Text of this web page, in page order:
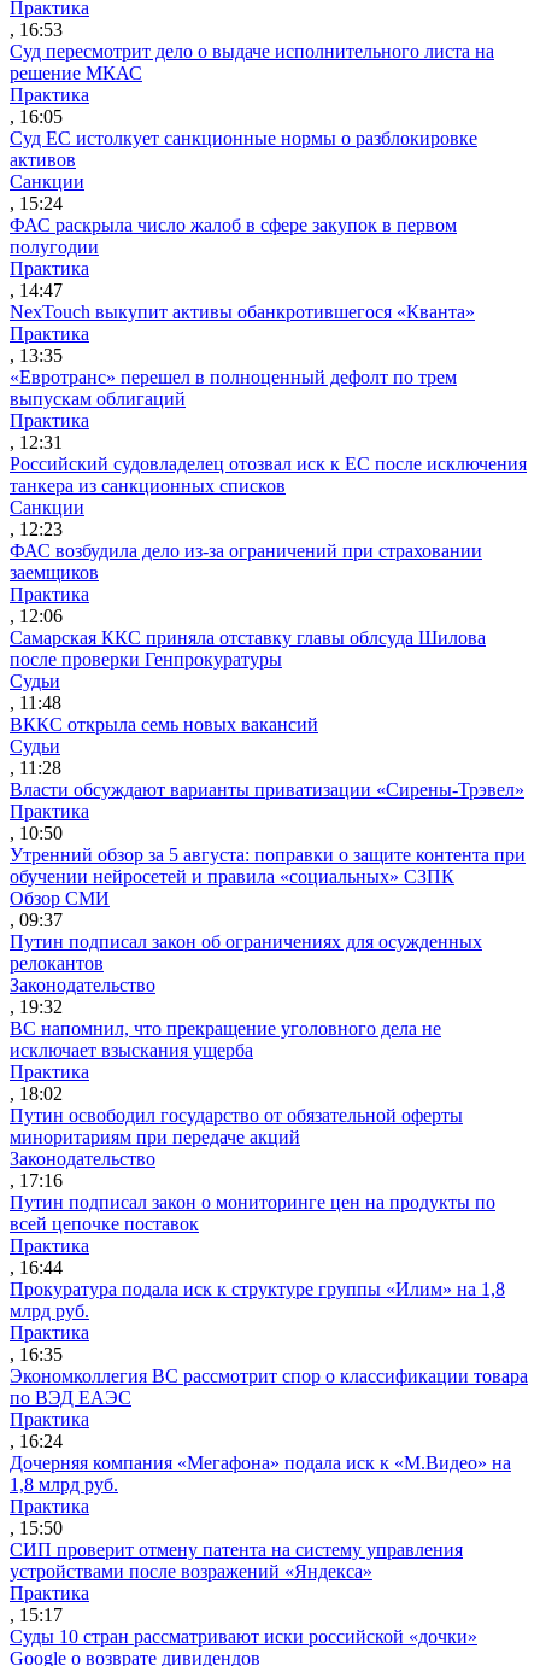
Практика
, 16:53
Суд пересмотрит дело о выдаче исполнительного листа на
решение МКАС
Практика
, 16:05
Суд ЕС истолкует санкционные нормы о разблокировке
активов
Санкции
, 15:24
ФАС раскрыла число жалоб в сфере закупок в первом
полугодии
Практика
, 14:47
NexTouch выкупит активы обанкротившегося «Кванта»
Практика
, 13:35
«Евротранс» перешел в полноценный дефолт по трем
выпускам облигаций
Практика
, 12:31
Российский судовладелец отозвал иск к ЕС после исключения
танкера из санкционных списков
Санкции
, 12:23
ФАС возбудила дело из-за ограничений при страховании
заемщиков
Практика
, 12:06
Самарская ККС приняла отставку главы облсуда Шилова
после проверки Генпрокуратуры
Судьи
, 11:48
ВККС открыла семь новых вакансий
Судьи
, 11:28
Власти обсуждают варианты приватизации «Сирены-Трэвел»
Практика
, 10:50
Утренний обзор за 5 августа: поправки о защите контента при
обучении нейросетей и правила «социальных» СЗПК
Обзор СМИ
, 09:37
Путин подписал закон об ограничениях для осужденных
релокантов
Законодательство
, 19:32
ВС напомнил, что прекращение уголовного дела не
исключает взыскания ущерба
Практика
, 18:02
Путин освободил государство от обязательной оферты
миноритариям при передаче акций
Законодательство
, 17:16
Путин подписал закон о мониторинге цен на продукты по
всей цепочке поставок
Практика
, 16:44
Прокуратура подала иск к структуре группы «Илим» на 1,8
млрд руб.
Практика
, 16:35
Экономколлегия ВС рассмотрит спор о классификации товара
по ВЭД ЕАЭС
Практика
, 16:24
Дочерняя компания «Мегафона» подала иск к «М.Видео» на
1,8 млрд руб.
Практика
, 15:50
СИП проверит отмену патента на систему управления
устройствами после возражений «Яндекса»
Практика
, 15:17
Суды 10 стран рассматривают иски российской «дочки»
Google о возврате дивидендов